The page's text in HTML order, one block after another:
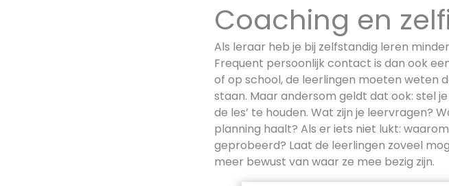
Coaching en
Als leraar heb je bij zelfstandig leren
Frequent persoonlijk contact is dan ook
of op school, de leerlingen moeten weten
staan. Maar andersom geldt dat ook: stel
de les’ te houden. Wat zijn je leervragen?
planning haalt? Als er iets niet lukt:
geprobeerd? Laat de leerlingen zoveel
meer bewust van waar ze mee bezig zijn.